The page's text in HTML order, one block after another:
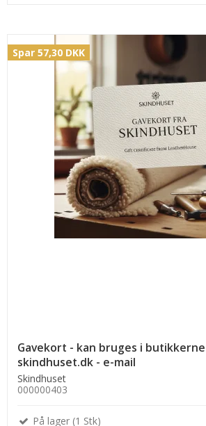
Spar 57,30 DKK
Gavekort - kan bruges i
skindhuset.dk - e-mail
Skindhuset
000000403
På lager (1 Stk)